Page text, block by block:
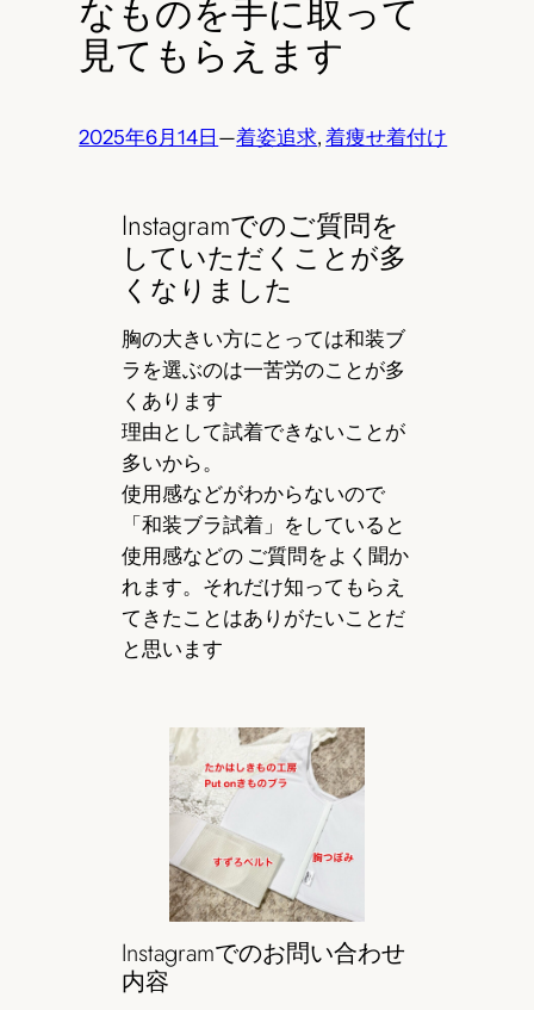
なものを手に取って
見てもらえます
2025年6月14日 —着姿追求, 着痩せ着付け
Instagramでのご質問を
していただくことが多
くなりました
胸の大きい方にとっては和装ブ
ラを選ぶのは一苦労のことが多
くあります
理由として試着できないことが
多いから。
使用感などがわからないので
「和装ブラ試着」をしていると
使用感などの ご質問をよく聞か
れます。それだけ知ってもらえ
てきたことはありがたいことだ
と思います
Instagramでのお問い合わせ
内容